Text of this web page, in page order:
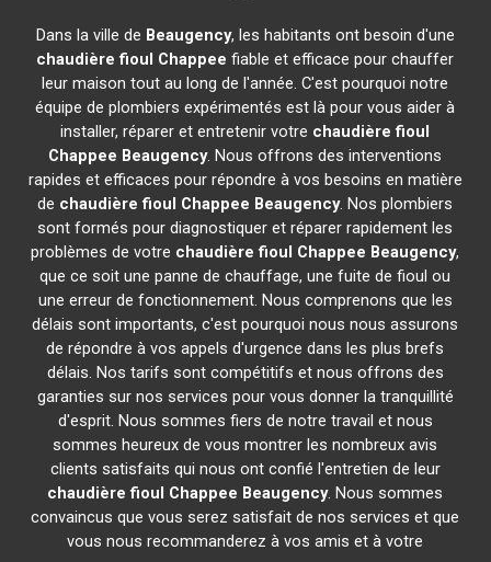
Dans la ville de Beaugency, les habitants ont besoin d'une
chaudière fioul Chappee fiable et efficace pour chauffer
leur maison tout au long de l'année. C'est pourquoi notre
équipe de plombiers expérimentés est là pour vous aider à
installer, réparer et entretenir votre chaudière fioul
Chappee Beaugency. Nous offrons des interventions
rapides et efficaces pour répondre à vos besoins en matière
de chaudière fioul Chappee Beaugency. Nos plombiers
sont formés pour diagnostiquer et réparer rapidement les
problèmes de votre chaudière fioul Chappee Beaugency,
que ce soit une panne de chauffage, une fuite de fioul ou
une erreur de fonctionnement. Nous comprenons que les
délais sont importants, c'est pourquoi nous nous assurons
de répondre à vos appels d'urgence dans les plus brefs
délais. Nos tarifs sont compétitifs et nous offrons des
garanties sur nos services pour vous donner la tranquillité
d'esprit. Nous sommes fiers de notre travail et nous
sommes heureux de vous montrer les nombreux avis
clients satisfaits qui nous ont confié l'entretien de leur
chaudière fioul Chappee Beaugency. Nous sommes
convaincus que vous serez satisfait de nos services et que
vous nous recommanderez à vos amis et à votre